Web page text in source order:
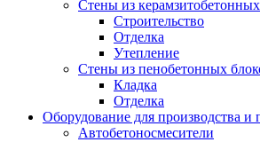
Стены из
Строительство
Отделка
Утепление
Стены из пенобетонных
Кладка
Отделка
Оборудование для производства и
Автобетоносмесители